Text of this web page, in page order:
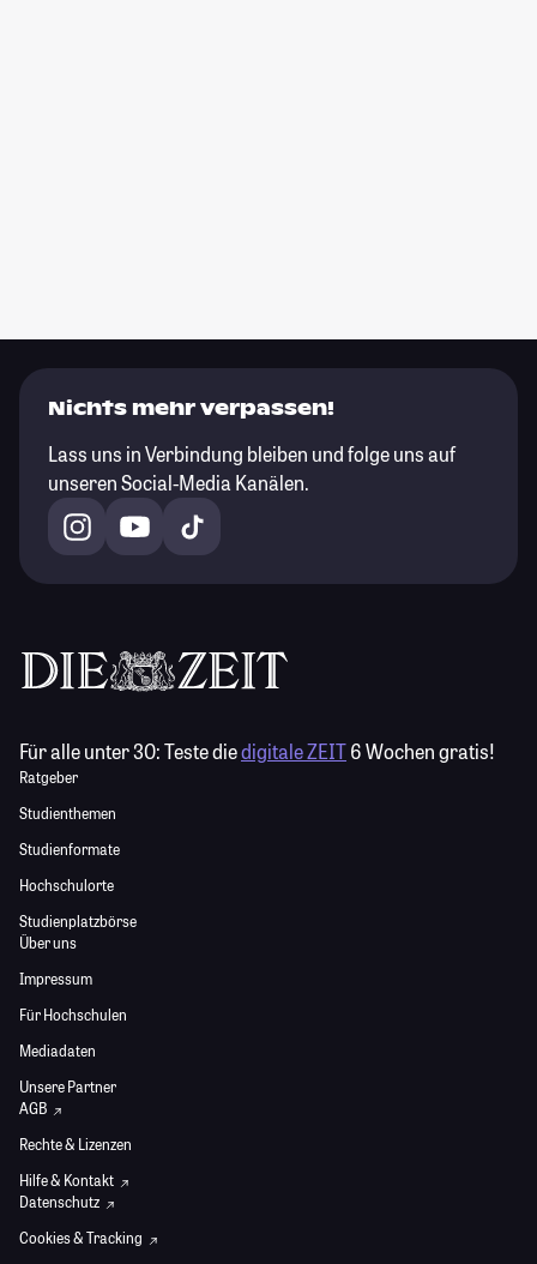
Nichts mehr verpassen!
Lass uns in Verbindung bleiben und folge uns auf
unseren Social-Media Kanälen.
Für alle unter 30:Teste diedigitale ZEIT6 Wochen gratis!
Ratgeber
Studienthemen
Studienformate
Hochschulorte
Studienplatzbörse
Über uns
Impressum
Für Hochschulen
Mediadaten
Unsere Partner
AGB
Rechte & Lizenzen
Hilfe & Kontakt
Datenschutz
Cookies & Tracking